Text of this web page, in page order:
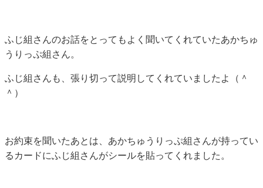
ふじ組さんのお話をとってもよく聞いてくれていたあかちゅ
うりっぷ組さん。
ふじ組さんも、張り切って説明してくれていましたよ（＾
＾）
お約束を聞いたあとは、あかちゅうりっぷ組さんが持ってい
るカードにふじ組さんがシールを貼ってくれました。